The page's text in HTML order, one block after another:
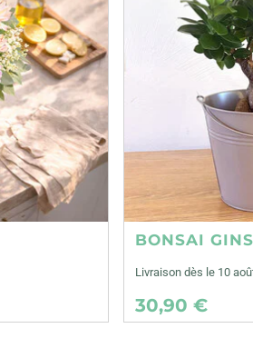
BONSAI
Livraison dès le 10
30,90 €